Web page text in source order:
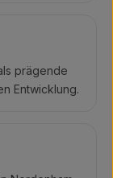
prägende
Entwicklung.